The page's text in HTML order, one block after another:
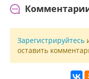
Зарегистрируйтесь
оставить